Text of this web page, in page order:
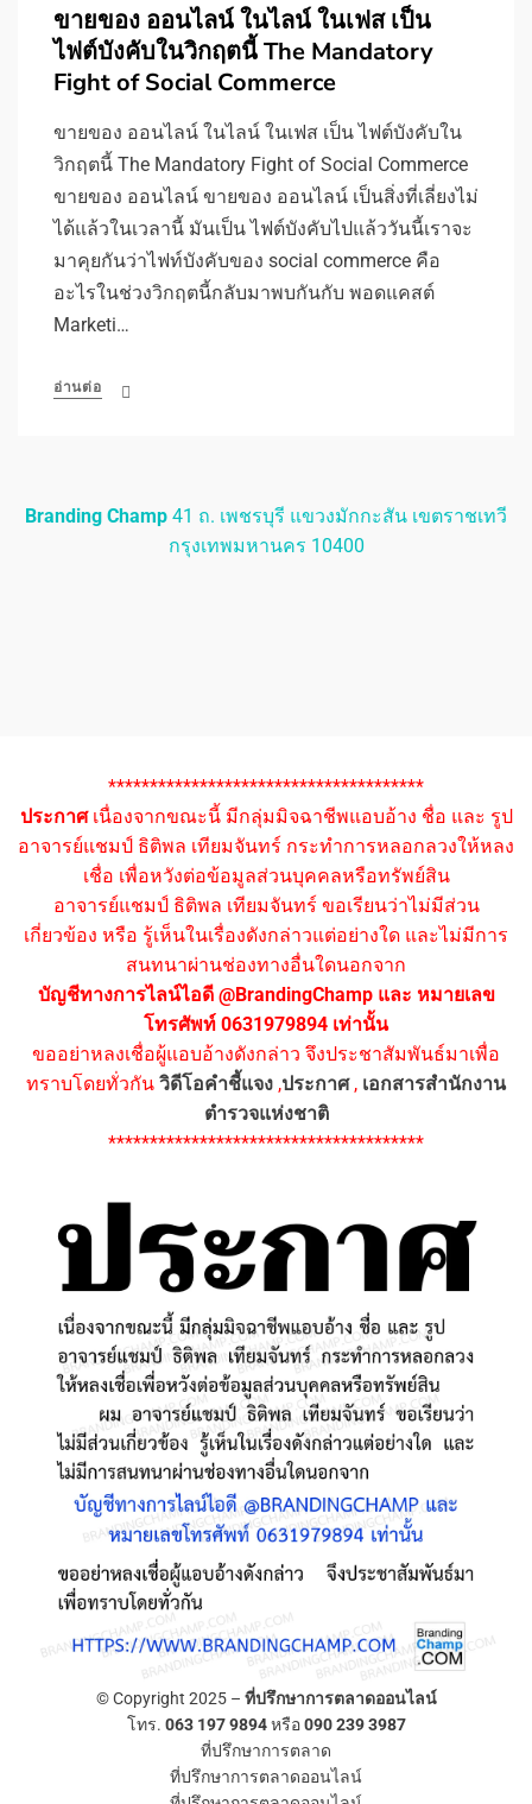
ขายของ ออนไลน์ ในไลน์ ในเฟส เป็น
ไฟต์บังคับในวิกฤตนี้ The Mandatory
Fight of Social Commerce
ขายของ ออนไลน์ ในไลน์ ในเฟส เป็น ไฟต์บังคับใน
วิกฤตนี้ The Mandatory Fight of Social Commerce
ขายของ ออนไลน์ ขายของ ออนไลน์ เป็นสิ่งที่เลี่ยงไม่
ได้แล้วในเวลานี้ มันเป็น ไฟต์บังคับไปแล้ววันนี้เราจะ
มาคุยกันว่าไฟท์บังคับของ social commerce คือ
อะไรในช่วงวิกฤตนี้กลับมาพบกันกับ พอดแคสต์
Marketi…
อ่านต่อ
Branding Champ 41 ถ. เพชรบุรี แขวงมักกะสัน เขตราชเทวี
กรุงเทพมหานคร 10400
**************************************
ประกาศเนื่องจากขณะนี้ มีกลุ่มมิจฉาชีพแอบอ้าง ชื่อ และ รูป
อาจารย์แชมป์ ธิติพล เทียมจันทร์ กระทำการหลอกลวงให้หลง
เชื่อ เพื่อหวังต่อข้อมูลส่วนบุคคลหรือทรัพย์สิน
อาจารย์แชมป์ ธิติพล เทียมจันทร์ ขอเรียนว่าไม่มีส่วน
เกี่ยวข้อง หรือ รู้เห็นในเรื่องดังกล่าวแต่อย่างใด และไม่มีการ
สนทนาผ่านช่องทางอื่นใดนอกจาก
บัญชีทางการไลน์ไอดี @BrandingChamp และ หมายเลข
โทรศัพท์ 0631979894 เท่านั้น
ขออย่าหลงเชื่อผู้แอบอ้างดังกล่าว จึงประชาสัมพันธ์มาเพื่อ
ทราบโดยทั่วกัน วิดีโอคำชี้แจง ,ประกาศ, เอกสารสำนักงาน
ตำรวจแห่งชาติ
**************************************
© Copyright 2025 – ที่ปรึกษาการตลาดออนไลน์
โทร. 063 197 9894หรือ090 239 3987
ที่ปรึกษาการตลาด
ที่ปรึกษาการตลาดออนไลน์